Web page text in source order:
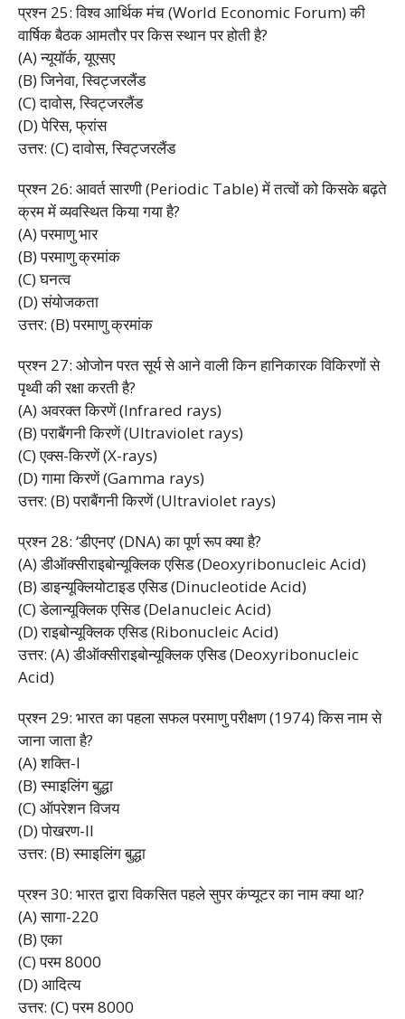
प्रश्न 25: विश्व आर्थिक मंच (World Economic Forum) की
वार्षिक बैठक आमतौर पर किस स्थान पर होती है?
(A) न्यूयॉर्क, यूएसए
(B) जिनेवा, स्विट्जरलैंड
(C) दावोस, स्विट्जरलैंड
(D) पेरिस, फ्रांस
उत्तर: (C) दावोस, स्विट्जरलैंड
प्रश्न 26: आवर्त सारणी (Periodic Table) में तत्वों को किसके बढ़ते
क्रम में व्यवस्थित किया गया है?
(A) परमाणु भार
(B) परमाणु क्रमांक
(C) घनत्व
(D) संयोजकता
उत्तर: (B) परमाणु क्रमांक
प्रश्न 27: ओजोन परत सूर्य से आने वाली किन हानिकारक विकिरणों से
पृथ्वी की रक्षा करती है?
(A) अवरक्त किरणें (Infrared rays)
(B) पराबैंगनी किरणें (Ultraviolet rays)
(C) एक्स-किरणें (X-rays)
(D) गामा किरणें (Gamma rays)
उत्तर: (B) पराबैंगनी किरणें (Ultraviolet rays)
प्रश्न 28: ‘डीएनए’ (DNA) का पूर्ण रूप क्या है?
(A) डीऑक्सीराइबोन्यूक्लिक एसिड (Deoxyribonucleic Acid)
(B) डाइन्यूक्लियोटाइड एसिड (Dinucleotide Acid)
(C) डेलान्यूक्लिक एसिड (Delanucleic Acid)
(D) राइबोन्यूक्लिक एसिड (Ribonucleic Acid)
उत्तर: (A) डीऑक्सीराइबोन्यूक्लिक एसिड (Deoxyribonucleic
Acid)
प्रश्न 29: भारत का पहला सफल परमाणु परीक्षण (1974) किस नाम से
जाना जाता है?
(A) शक्ति-I
(B) स्माइलिंग बुद्धा
(C) ऑपरेशन विजय
(D) पोखरण-II
उत्तर: (B) स्माइलिंग बुद्धा
प्रश्न 30: भारत द्वारा विकसित पहले सुपर कंप्यूटर का नाम क्या था?
(A) सागा-220
(B) एका
(C) परम 8000
(D) आदित्य
उत्तर: (C) परम 8000